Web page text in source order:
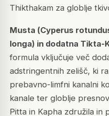
Thikthakam za globlje
Musta (Cyperus
longa) in dodatna Tikta-
formula vključuje več
adstringentnih zelišč, ki
prebavno-limfni kanalni
kanale ter globlje
Pitta in Kapha združila in